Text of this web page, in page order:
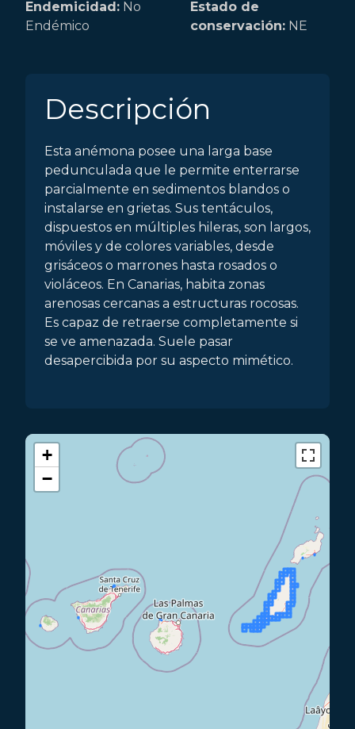
Endemicidad: No
Endémico
Estado de
conservación: NE
Descripción
Esta anémona posee una larga base
pedunculada que le permite enterrarse
parcialmente en sedimentos blandos o
instalarse en grietas. Sus tentáculos,
dispuestos en múltiples hileras, son largos,
móviles y de colores variables, desde
grisáceos o marrones hasta rosados o
violáceos. En Canarias, habita zonas
arenosas cercanas a estructuras rocosas.
Es capaz de retraerse completamente si
se ve amenazada. Suele pasar
desapercibida por su aspecto mimético.
+
−